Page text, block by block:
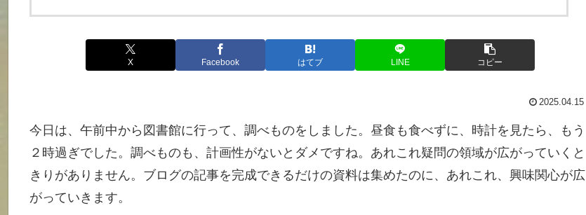
X Facebook はてブ LINE コピー
2025.04.15
今日は、午前中から図書館に行って、調べものをしました。昼食も食べずに、時計を見たら、もう
２時過ぎでした。調べものも、計画性がないとダメですね。あれこれ疑問の領域が広がっていくと
きりがありません。ブログの記事を完成できるだけの資料は集めたのに、あれこれ、興味関心が広
がっていきます。